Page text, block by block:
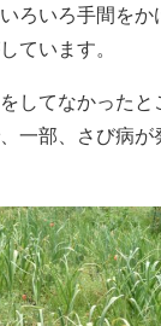
ろいろ手間をか
ています。
してなかったと
一部、さび病が